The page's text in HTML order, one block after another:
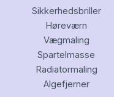
Sikkerhedsbriller
Høreværn
Vægmaling
Spartelmasse
Radiatormaling
Algefjerner